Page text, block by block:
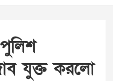
যুক্ত করলো